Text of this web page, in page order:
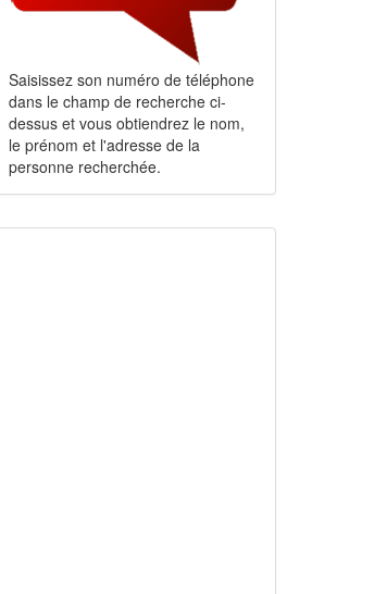
Saisissez son numéro de téléphone
dans le champ de recherche ci-
dessus et vous obtiendrez le nom,
le prénom et l'adresse de la
personne recherchée.